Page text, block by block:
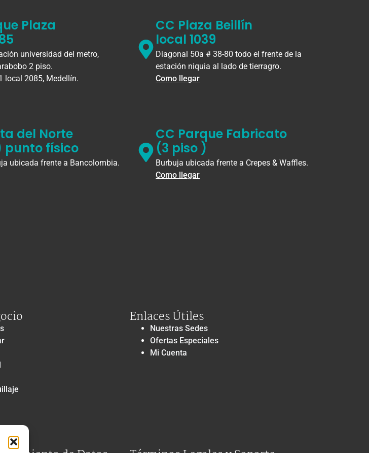
Plaza
universidad del metro,
2 piso.
local 2085, Medellín.
CC Plaza Beillín
local 1039
Diagonal 50a # 38-80 todo el frente de la
estación niquia al lado de tierragro.
Como llegar
del Norte
punto físico
ubicada frente a Bancolombia.
CC Parque Fabricato
(3 piso )
Burbuja ubicada frente a Crepes & Waffles.
Como llegar
Enlaces Útiles
Nuestras Sedes
Ofertas Especiales
Mi Cuenta